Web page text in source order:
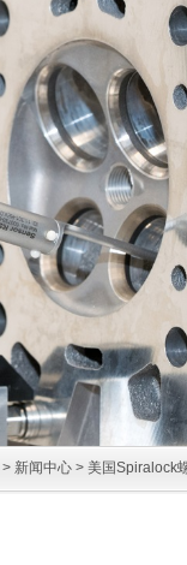
> 新闻中心 > 美国Spiralock